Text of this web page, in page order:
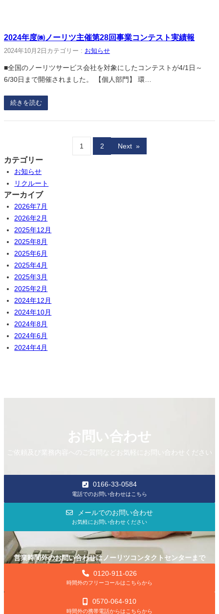
2024年度㈱ノーリツ主催第28回事業コンテスト実績報
2024年10月2日 カテゴリー : お知らせ
■全国のノーリツサービス会社を対象にしたコンテストが4/1日～
6/30日まで開催されました。 【個人部門】 環…
続きを読む
1 2 Next »
カテゴリー
お知らせ
リクルート
アーカイブ
2026年7月
2026年2月
2025年12月
2025年8月
2025年6月
2025年4月
2025年3月
2025年2月
2024年12月
2024年10月
2024年8月
2024年6月
2024年4月
お問い合わせ
ご依頼及び業務内容へのご質問などお気軽にお問い合わせください
0166-33-0584
電話でのお問い合わせはこちら
メールでのお問い合わせ
お気軽にお問い合わせください
営業時間外のお問い合わせはノーリツコンタクトセンターまで
0120-911-026
時間外のフリーコールはこちらから
0570-064-910
時間外の携帯電話からはこちらから